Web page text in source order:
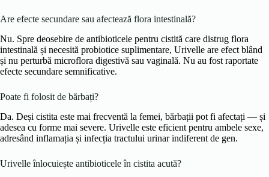
Are efecte secundare sau afectează flora intestinală?
Nu. Spre deosebire de antibioticele pentru cistită care distrug flora
intestinală și necesită probiotice suplimentare, Urivelle are efect blând
și nu perturbă microflora digestivă sau vaginală. Nu au fost raportate
efecte secundare semnificative.
Poate fi folosit de bărbați?
Da. Deși cistita este mai frecventă la femei, bărbații pot fi afectați — și
adesea cu forme mai severe. Urivelle este eficient pentru ambele sexe,
adresând inflamația și infecția tractului urinar indiferent de gen.
Urivelle înlocuiește antibioticele în cistita acută?